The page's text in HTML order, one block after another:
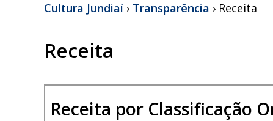
Cultura Jundiaí › Transparência › Receita
Receita